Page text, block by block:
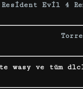
Resident Evil 4
wasy ve tüm